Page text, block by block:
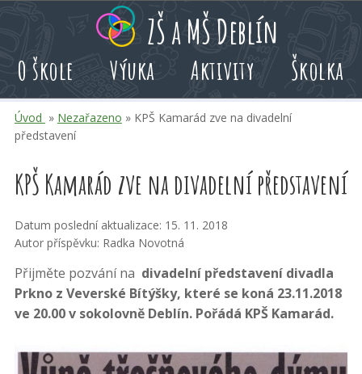
obsah
volby
akcí
ZŠ a MŠ Deblín
O škole Výuka Aktivity Školka
Úvod » Nezařazeno » KPŠ Kamarád zve na divadelní
představení
KPŠ Kamarád zve na divadelní představení
Datum poslední aktualizace: 15. 11. 2018
Autor příspěvku: Radka Novotná
Přijměte pozvání na divadelní představení divadla
Prkno z Veverské Bítýšky, které se koná 23.11.2018
ve 20.00 v sokolovně Deblín. Pořádá KPŠ Kamarád.